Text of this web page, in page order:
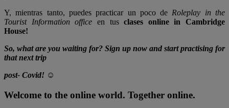
Y, mientras tanto, puedes practicar un poco de Roleplay in the
Tourist Information office en tusclases online in Cambridge
House!
So, what are you waiting for? Sign up now and start practising for
that next trip
post- Covid! ☺
Welcome to the online world. Together online.